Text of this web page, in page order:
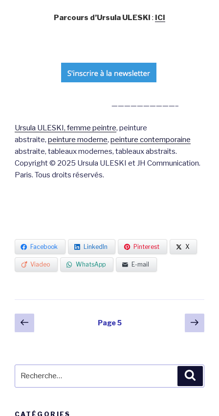
Parcours d’Ursula ULESKI : ICI
——————————–
Ursula ULESKI, femme peintre, peinture
abstraite, peinture moderne, peinture contemporaine
abstraite, tableaux modernes, tableaux abstraits.
Copyright © 2025 Ursula ULESKI et JH Communication.
Paris. Tous droits réservés.
Facebook LinkedIn Pinterest X
Viadeo WhatsApp E-mail
Navigation
desprécédente
Page5
CATÉGORIES